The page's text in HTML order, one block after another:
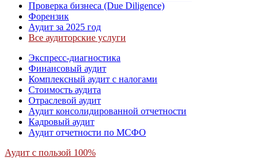
Проверка бизнеса (Due Diligence)
Форензик
Аудит за 2025 год
Все аудиторские услуги
Экспресс-диагностика
Финансовый аудит
Комплексный аудит с налогами
Стоимость аудита
Отраслевой аудит
Аудит консолидированной отчетности
Кадровый аудит
Аудит отчетности по МСФО
Аудит с пользой 100%